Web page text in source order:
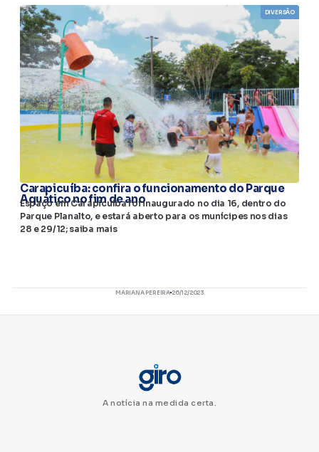
DIVERSÃO
Carapicuíba: confira o funcionamento do Parque
Aquático no fim de ano
Espaço em Carapicuíba foi inaugurado no dia 16, dentro do
Parque Planalto, e estará aberto para os munícipes nos dias
28 e 29/12; saiba mais
MARIANA PEREIRA 26/12/2023
A notícia na medida certa.